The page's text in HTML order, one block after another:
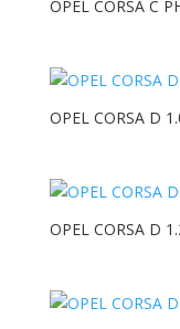
OPEL CORSA C
OPEL CORSA D
OPEL CORSA D